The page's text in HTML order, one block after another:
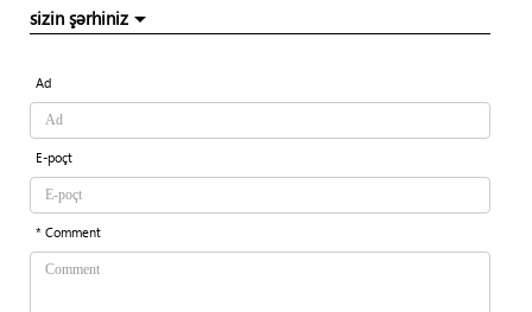
sizin şərhiniz
Ad
E-poçt
* Comment